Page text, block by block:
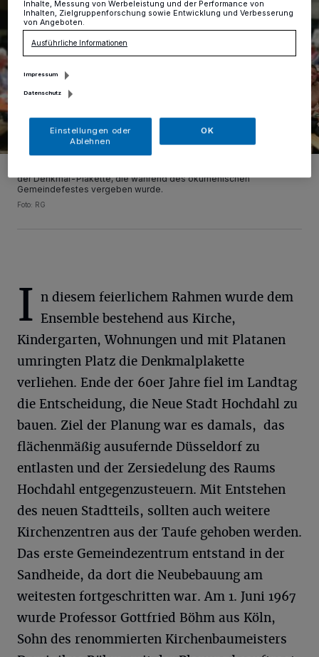
der Denkmal-Plakette, die während des ökumenischen
Gemeindefestes vergeben wurde.
Foto: RG
I n diesem feierlichem Rahmen wurde dem
Ensemble bestehend aus Kirche,
Kindergarten, Wohnungen und mit Platanen
umringten Platz die Denkmalplakette
verliehen. Ende der 60er Jahre fiel im Landtag
die Entscheidung, die Neue Stadt Hochdahl zu
bauen. Ziel der Planung war es damals, das
flächenmäßig ausufernde Düsseldorf zu
entlasten und der Zersiedelung des Raums
Hochdahl entgegenzusteuern. Mit Entstehen
des neuen Stadtteils, sollten auch weitere
Kirchenzentren aus der Taufe gehoben werden.
Das erste Gemeindezentrum entstand in der
Sandheide, da dort die Neubebauung am
weitesten fortgeschritten war. Am 1. Juni 1967
wurde Professor Gottfried Böhm aus Köln,
Sohn des renommierten Kirchenbaumeisters
Inhalte, Messung von Werbeleistung und der Performance von
Inhalten, Zielgruppenforschung sowie Entwicklung und Verbesserung
von Angeboten.
Ausführliche Informationen
Impressum
Datenschutz
Einstellungen oder
Ablehnen
OK